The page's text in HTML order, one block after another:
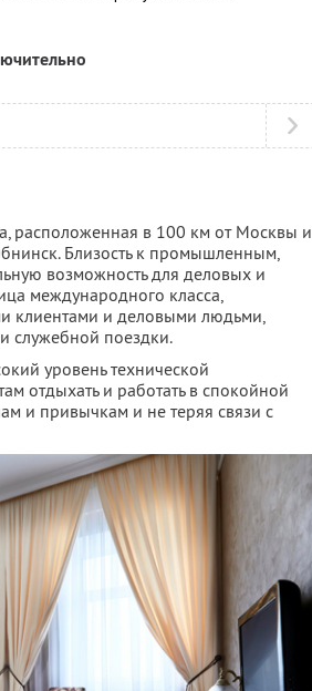
расположенная в 100 км от Москвы и
Близость к промышленным,
возможность для деловых и
международного класса,
клиентами и деловыми людьми,
служебной поездки.
уровень технической
отдыхать и работать в спокойной
и привычкам и не теряя связи с